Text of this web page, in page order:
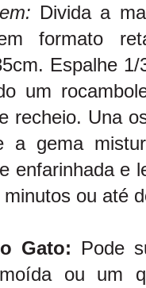
Divida a
formato
Espalhe
um
recheio. Una
a gema
enfarinhada e
ou até
Gato: Pode
ou um